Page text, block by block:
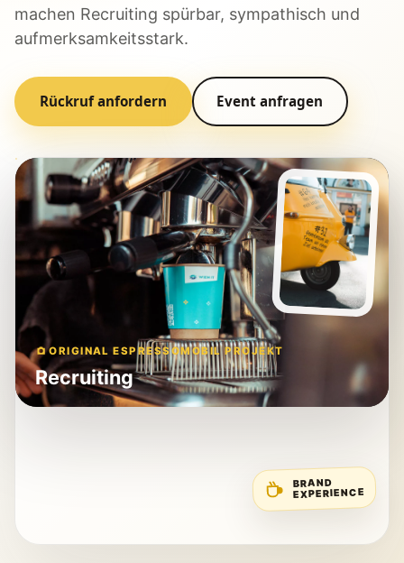
machen Recruiting spürbar, sympathisch und
aufmerksamkeitsstark.
Rückruf anfordern Event anfragen
ORIGINAL ESPRESSOMOBIL PROJEKT
Recruiting
BRAND
EXPERIENCE